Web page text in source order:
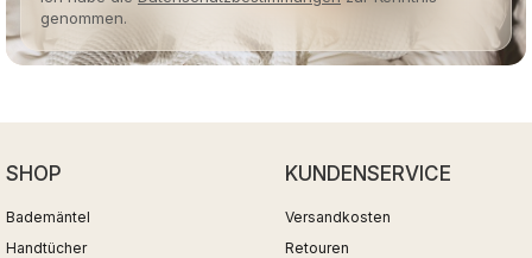
genommen.
SHOP
Bademäntel
Handtücher
KUNDENSERVICE
Versandkosten
Retouren